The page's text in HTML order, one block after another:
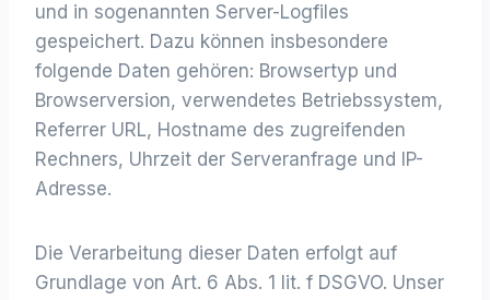
und in sogenannten Server-Logfiles
gespeichert. Dazu können insbesondere
folgende Daten gehören: Browsertyp und
Browserversion, verwendetes Betriebssystem,
Referrer URL, Hostname des zugreifenden
Rechners, Uhrzeit der Serveranfrage und IP-
Adresse.
Die Verarbeitung dieser Daten erfolgt auf
Grundlage von Art. 6 Abs. 1 lit. f DSGVO. Unser